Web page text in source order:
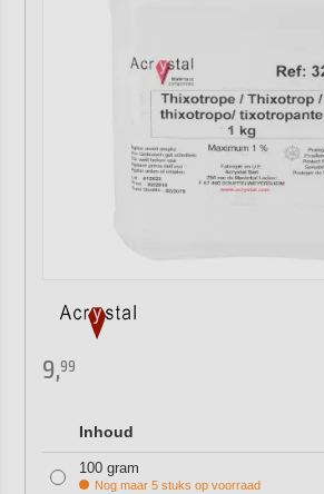
9,99
Inhoud
100 gram
Nog maar 5 stuks op voorraad